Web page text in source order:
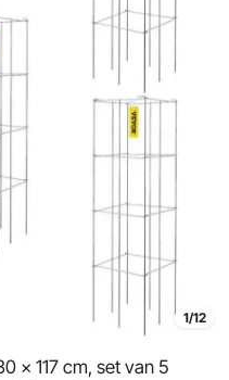
1/12
x 117 cm, set van 5